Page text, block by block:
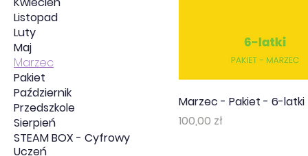
Listopad
Luty
Maj
Marzec
Pakiet
Październik
Przedszkole
Sierpień
STEAM BOX - Cyfrowy
Uczeń
Marzec - Pakiet - 6-latki
Cena
100,00 zł